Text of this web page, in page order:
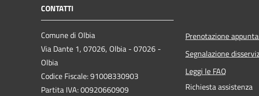
CONTATTI
Comune di Olbia
Via Dante 1, 07026, Olbia - 07026 -
Olbia
Codice Fiscale: 91008330903
Partita IVA: 00920660909
Prenotazione
Segnalazione
Leggi le FAQ
Richiesta assistenza